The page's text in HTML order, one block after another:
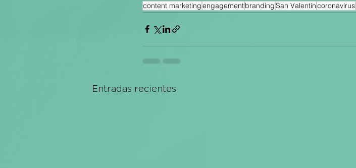
content marketingengagementbrandingSan Valentíncoronavirus
Entradas recientes